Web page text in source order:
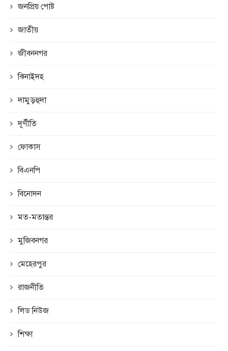
জনপ্রিয় পোষ্ট
জাতীয়
জীবননগর
ঝিনাইদহ
দামুড়হুদা
দূর্ণীতি
ফোকাস
বিএনপি
বিনোদন
মত-মতান্তর
মুজিবনগর
মেহেরপুর
রাজনীতি
লিড নিউজ
শিক্ষা